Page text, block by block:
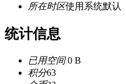
所在时区使用系统默认
统计信息
已用空间0 B
积分63